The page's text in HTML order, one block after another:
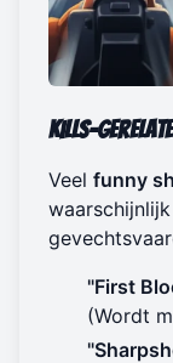
Kills-
Veel funny
"First
(Wordt